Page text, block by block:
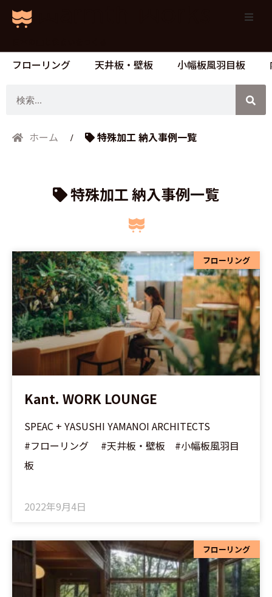
フローリング 天井板・壁板 小幅板風羽目板
ホーム
特殊加工 納入事例一覧
特殊加工 納入事例一覧
フローリング
Kant. WORK LOUNGE
SPEAC + YASUSHI YAMANOI ARCHITECTS
#フローリング #天井板・壁板 #小幅板風羽目
板
2022年9月4日
フローリング